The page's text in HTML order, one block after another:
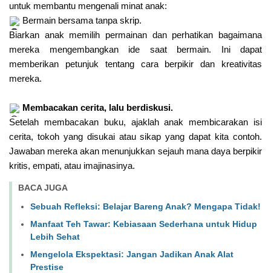
untuk membantu mengenali minat anak:
Bermain bersama tanpa skrip.
Biarkan anak memilih permainan dan perhatikan bagaimana
mereka mengembangkan ide saat bermain. Ini dapat
memberikan petunjuk tentang cara berpikir dan kreativitas
mereka.
Membacakan cerita, lalu berdiskusi.
Setelah membacakan buku, ajaklah anak membicarakan isi
cerita, tokoh yang disukai atau sikap yang dapat kita contoh.
Jawaban mereka akan menunjukkan sejauh mana daya berpikir
kritis, empati, atau imajinasinya.
BACA JUGA
Sebuah Refleksi: Belajar Bareng Anak? Mengapa Tidak!
Manfaat Teh Tawar: Kebiasaan Sederhana untuk Hidup
Lebih Sehat
Mengelola Ekspektasi: Jangan Jadikan Anak Alat
Prestise